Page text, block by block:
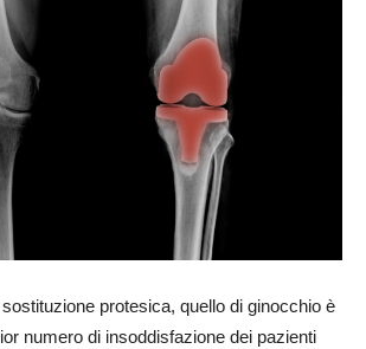
protesica, quello di ginocchio è
numero di insoddisfazione dei pazienti